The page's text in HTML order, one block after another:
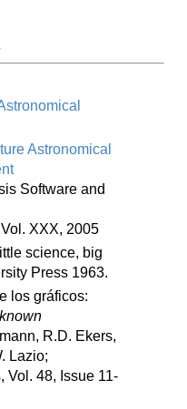
Astronomical
Software and
XXX, 2005
science, big
Press 1963.
los gráficos:
R.D. Ekers,
Lazio;
Vol. 48, Issue 11-